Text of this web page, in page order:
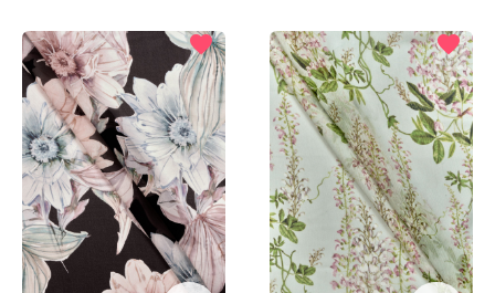
favorite favorite